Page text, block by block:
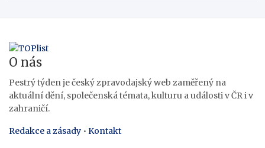
O nás
Pestrý týden je český zpravodajský web zaměřený na
aktuální dění, společenská témata, kulturu a události v ČR i v
zahraničí.
Redakce a zásady • Kontakt